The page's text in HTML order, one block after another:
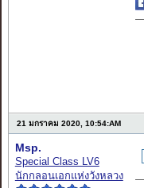
21 มกราคม 2020, 10:54:AM
Msp.
Special Class LV6
นักกลอนเอกแห่งวังหลวง